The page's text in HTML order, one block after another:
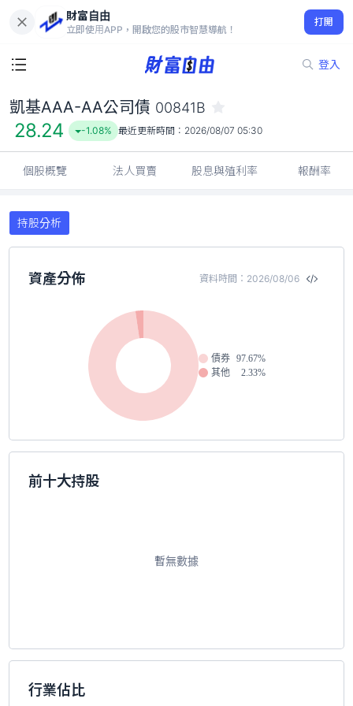
財富自由
立即使用APP，開啟您的股市智慧導航！
打開
登入
凱基AAA-AA公司債 00841B
28.24
-1.08%
凱基AAA-AA公司債 00841B
28.24 -1.08% 最近更新時間： 2026/08/07 05:30
個股概覽 法人買賣 股息與殖利率 報酬率
持股分析
資產分佈 資料時間：2026/08/06
債券
97.67%
其他
2.33%
前十大持股
暫無數據
行業佔比